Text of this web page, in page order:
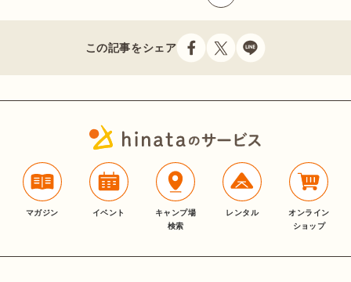
この記事をシェア
マガジン イベント
キャンプ場
検索
レンタル
オンライン
ショップ